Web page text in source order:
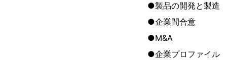
●製品の開発と製造
●企業間合意
●M&A
●企業プロファイル